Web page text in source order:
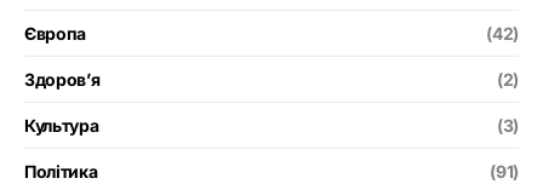
Європа (42)
Здоров’я (2)
Культура (3)
Політика (91)